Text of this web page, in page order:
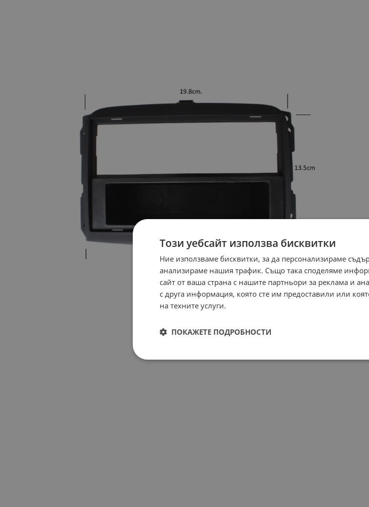
Този уебсайт използва бисквитки
Ние използваме бисквитки, за да персонализираме
анализираме нашия трафик. Също така споделяме
сайт от ваша страна с нашите партньори за реклама и
с друга информация, която сте им предоставили или
на техните услуги.
ПОКАЖЕТЕ ПОДРОБНОСТИ